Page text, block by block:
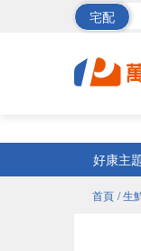
宅配
好康主
首頁 / 生